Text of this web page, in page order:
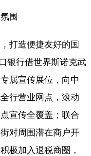
本語 한국어
围
打造便捷友好的国
银行借世界斯诺克武
属宣传展位，向中
行营业网点，滚动
宣传全覆盖；联合
对周围潜在商户开
极加入退税商圈，